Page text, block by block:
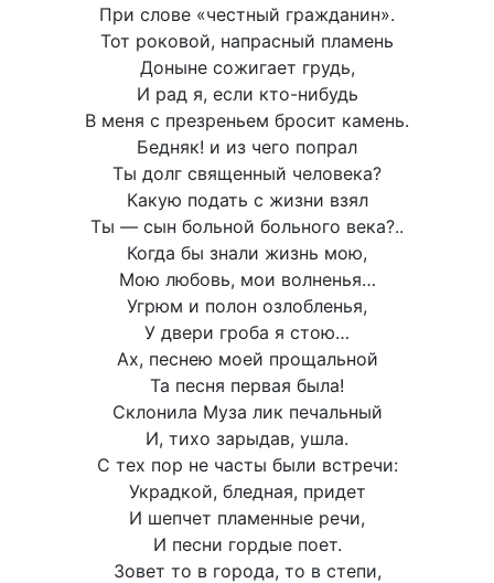
При слове «честный гражданин».
Тот роковой, напрасный пламень
Доныне сожигает грудь,
И рад я, если кто-нибудь
В меня с презреньем бросит камень.
Бедняк! и из чего попрал
Ты долг священный человека?
Какую подать с жизни взял
Ты — сын больной больного века?..
Когда бы знали жизнь мою,
Мою любовь, мои волненья…
Угрюм и полон озлобленья,
У двери гроба я стою…
Ах, песнею моей прощальной
Та песня первая была!
Склонила Муза лик печальный
И, тихо зарыдав, ушла.
С тех пор не часты были встречи:
Украдкой, бледная, придет
И шепчет пламенные речи,
И песни гордые поет.
Зовет то в города, то в степи,